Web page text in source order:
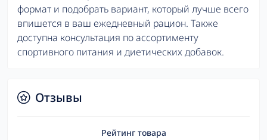
формат и подобрать вариант, который лучше всего
впишется в ваш ежедневный рацион. Также
доступна консультация по ассортименту
спортивного питания и диетических добавок.
Отзывы
Рейтинг товара